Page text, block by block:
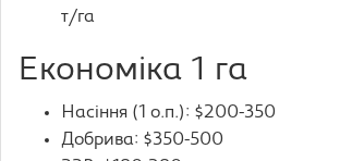
т/га
Економіка 1 га
Насіння (1 о.п.): $200-350
Добрива: $350-500